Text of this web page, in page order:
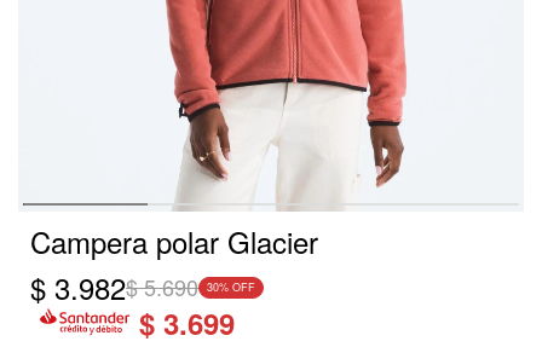
Campera polar Glacier
$ 3.982$5.690 30
$ 3.699